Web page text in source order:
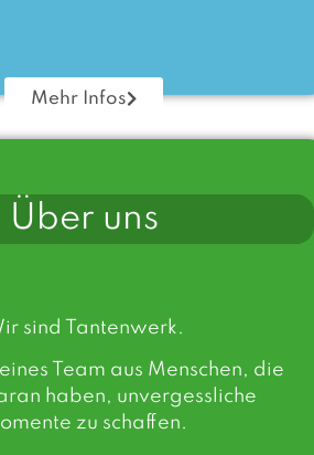
Über uns
sind Tantenwerk.
Team aus Menschen, die
haben, unvergessliche
zu schaffen.
Mehr Infos